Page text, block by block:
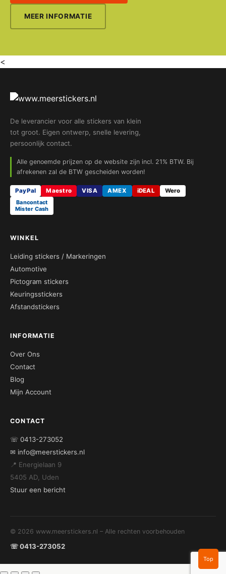
MEER INFORMATIE
<
De leverancier voor alle stickers van klein
tot groot. Eigen ontwerp, snelle levering,
persoonlijk contact.
Alle genoemde prijzen op de website zijn incl. 21% BTW. Bij
afrekenen zal de BTW gescheiden worden!
PayPal Maestro VISA AMEX iDEAL
Wero
Bancontact
Mister Cash
WINKEL
Leiding stickers / Markeringen
Automotive
Pictogram stickers
Keuringsstickers
Afstandstickers
INFORMATIE
Over Ons
Contact
Blog
Mijn Account
CONTACT
☏ 0413-273052
✉ info@meerstickers.nl
📍 Energielaan 9
5405 AD, Uden
Stuur een bericht
© 2026 www.meerstickers.nl – Alle rechten voorbehouden
☏ 0413-273052
Top